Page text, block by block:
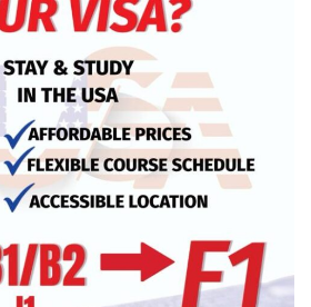
খুলনায় অবরোধের সমর্থনে দুপুরে ও
সন্ধ্যায় বিএনপির মিছিল
রেললাইন কাটা, গাড়িতে আগুন—এ
কোন রাজনীতি, প্রশ্ন তথ্যমন্ত্রীর
আমরা প্রতিদ্বন্দ্বিতাপূর্ণ নির্বাচন চাই: না‌ছিম